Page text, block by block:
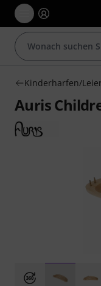
Kinderharfen/
Auris